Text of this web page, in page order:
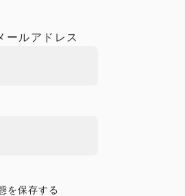
ールアドレス
を保存する